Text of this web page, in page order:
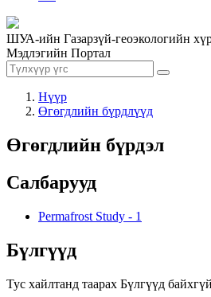
ШУА-ийн Газарзүй-геоэкологийн
Мэдлэгийн Портал
Нүүр
Өгөгдлийн бүрдлүүд
Өгөгдлийн бүрдэл
Салбарууд
Permafrost Study - 1
Бүлгүүд
Тус хайлтанд таарах Бүлгүүд